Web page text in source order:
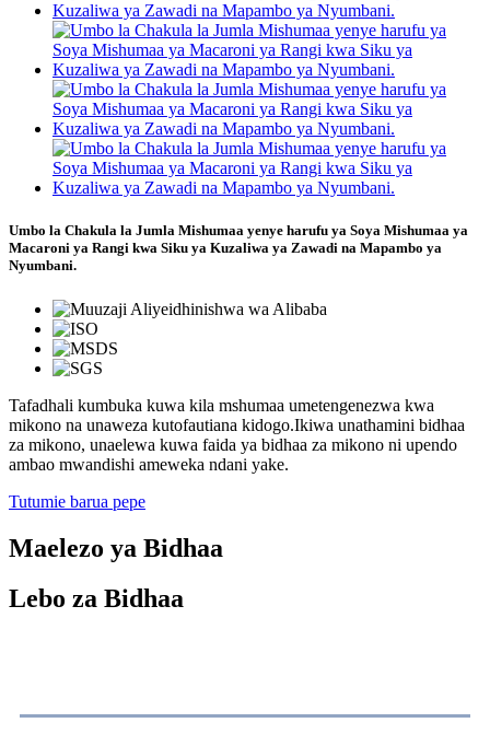
Umbo la Chakula la Jumla Mishumaa yenye harufu ya Soya Mishumaa ya
Macaroni ya Rangi kwa Siku ya Kuzaliwa ya Zawadi na Mapambo ya
Nyumbani.
Tafadhali kumbuka kuwa kila mshumaa umetengenezwa kwa
mikono na unaweza kutofautiana kidogo.Ikiwa unathamini bidhaa
za mikono, unaelewa kuwa faida ya bidhaa za mikono ni upendo
ambao mwandishi ameweka ndani yake.
Tutumie barua pepe
Maelezo ya Bidhaa
Lebo za Bidhaa